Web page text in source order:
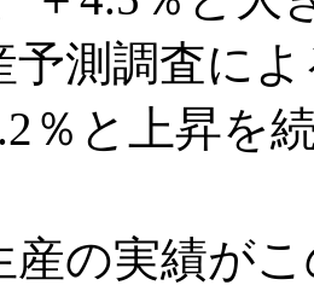
予測調査に
％と上昇を
の実績が